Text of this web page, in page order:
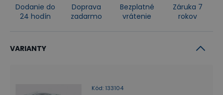
Dodanie do
24 hodín
Doprava
zadarmo
Bezplatné
vrátenie
Záruka 7
rokov
VARIANTY
Kód: 133104